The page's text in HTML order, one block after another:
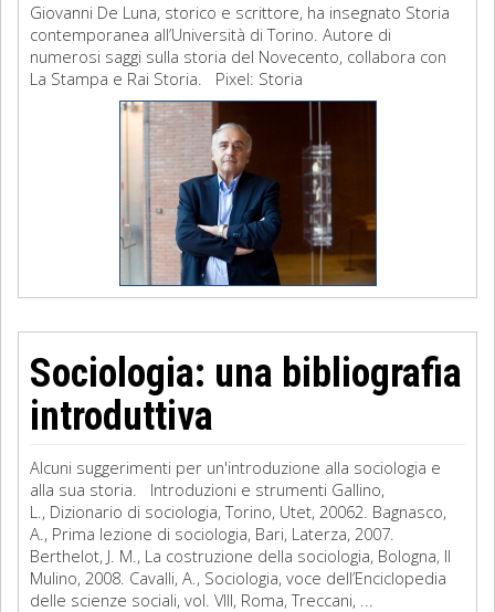
Giovanni De Luna, storico e scrittore, ha insegnato Storia
contemporanea all’Università di Torino. Autore di
numerosi saggi sulla storia del Novecento, collabora con
La Stampa e Rai Storia. Pixel: Storia
Sociologia: una bibliografia
introduttiva
Alcuni suggerimenti per un'introduzione alla sociologia e
alla sua storia. Introduzioni e strumenti Gallino,
L., Dizionario di sociologia, Torino, Utet, 20062. Bagnasco,
A., Prima lezione di sociologia, Bari, Laterza, 2007.
Berthelot, J. M., La costruzione della sociologia, Bologna, Il
Mulino, 2008. Cavalli, A., Sociologia, voce dell’Enciclopedia
delle scienze sociali, vol. VIII, Roma, Treccani, ...